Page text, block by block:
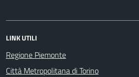
LINK UTILI
Regione Piemonte
Città Metropolitana di Torino